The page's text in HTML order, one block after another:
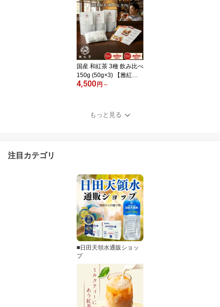
紅茶 全国各地の個性豊か
な風味を楽しむ贅沢なテ
ィータイムを | 1000円ポ
ッキリ 国産紅茶 リーフ
ティー 2026 【otamesh
i】
国産 和紅茶 3種 飲み比べ
150g (50g×3) 【雅紅
茶】 男の和紅茶スマート
うき 青心烏龍 立花 八女
茶 猿島茶 ギフト 男性 父
4,500円 ～
もっと見る
注目カテゴリ
■日田天領水通販ショッ
プ